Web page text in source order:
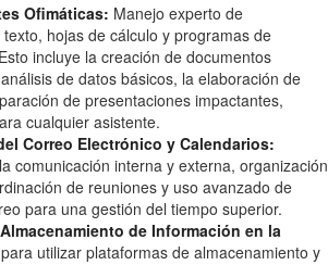
Ofimáticas: Manejo experto de
hojas de cálculo y programas de
incluye la creación de documentos
de datos básicos, la elaboración de
de presentaciones impactantes,
cualquier asistente.
Correo Electrónico y Calendarios:
comunicación interna y externa, organización
de reuniones y uso avanzado de
para una gestión del tiempo superior.
de Información en la
utilizar plataformas de almacenamiento y